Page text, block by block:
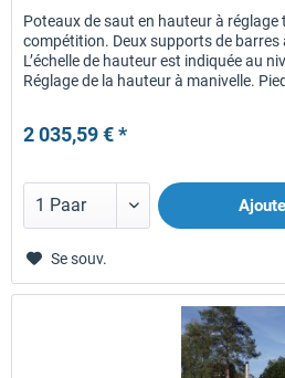
Poteaux de saut en hauteur à réglage
compétition. Deux supports de barres
L’échelle de hauteur est indiquée au
Réglage de la hauteur à manivelle.
2 035,59 € *
Se souv.